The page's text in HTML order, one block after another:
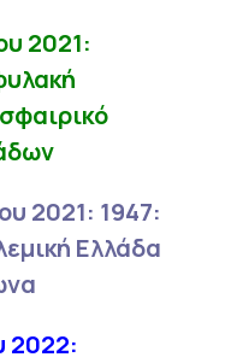
2021:
2021: 1947:
Ελλάδα
2022: